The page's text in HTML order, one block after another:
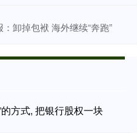
卸掉包袱 海外继续“奔跑”
方式, 把银行股权一块